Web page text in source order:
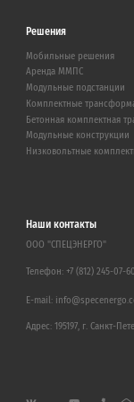
Решения
Мобильные решения
Аренда ММПС
Модульные подстанции
Комплектные
Бетонная комплектная
Модульные конструкции
Низковольтные
Наши контакты
ООО "СПЕЦЭНЕРГО"
Телефон: +7 (812) 245-07-60
E-mail:
Адрес: 195197, г. Санкт-